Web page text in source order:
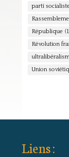
parti
République
Révolution
Union
Liens :